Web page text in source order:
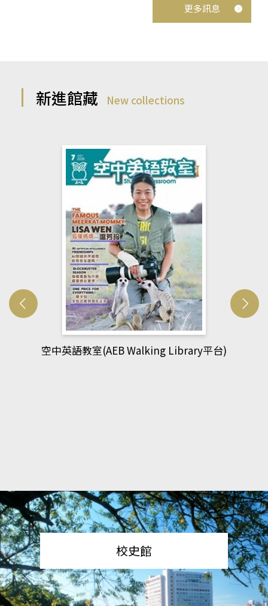
更多訊息
新進館藏 New collections
網管人(kono平台)
校史館